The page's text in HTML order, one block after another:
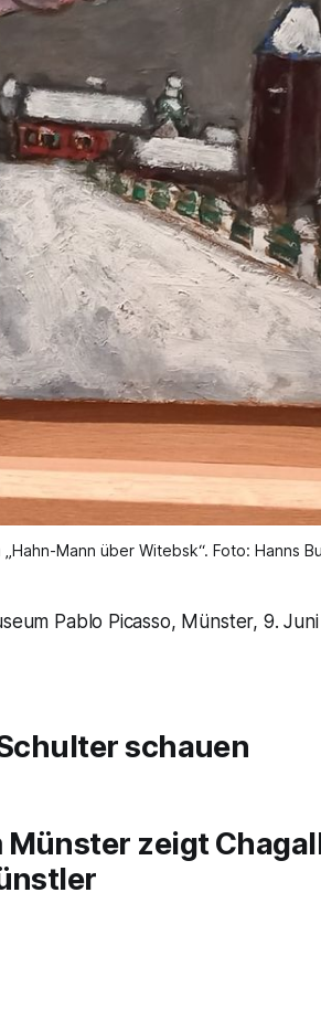
Mann über Witebsk“. Foto: Hanns
Pablo Picasso, Münster, 9.
schauen
Münster zeigt